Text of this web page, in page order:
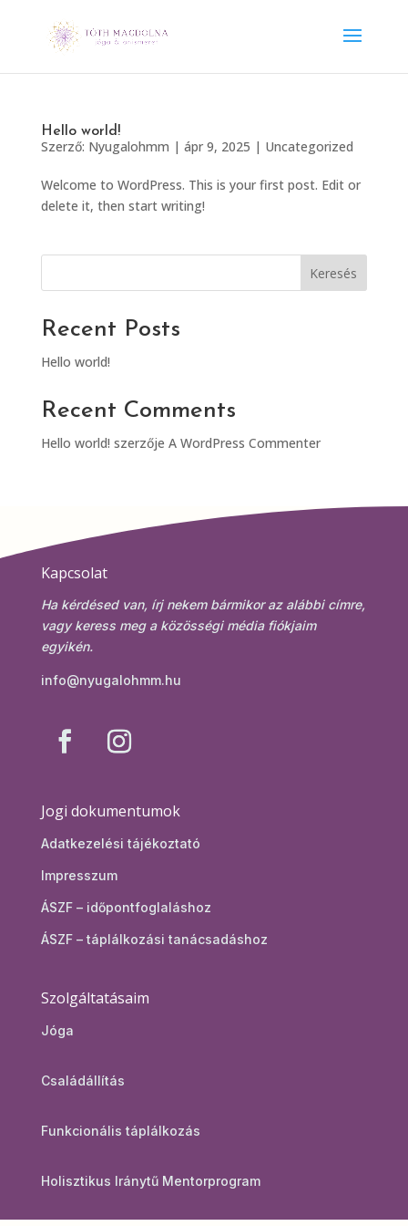
Hello world!
Szerző: Nyugalohmm | ápr 9, 2025 | Uncategorized
Welcome to WordPress. This is your first post. Edit or
delete it, then start writing!
Keresés
Recent Posts
Hello world!
Recent Comments
Hello world! szerzője A WordPress Commenter
Kapcsolat
Ha kérdésed van, írj nekem bármikor az alábbi címre,
vagy keress meg a közösségi média fiókjaim
egyikén.
info@nyugalohmm.hu
Jogi dokumentumok
Adatkezelési tájékoztató
Impresszum
ÁSZF – időpontfoglaláshoz
ÁSZF – táplálkozási tanácsadáshoz
Szolgáltatásaim
Jóga
Családállítás
Funkcionális táplálkozás
Holisztikus Iránytű Mentorprogram